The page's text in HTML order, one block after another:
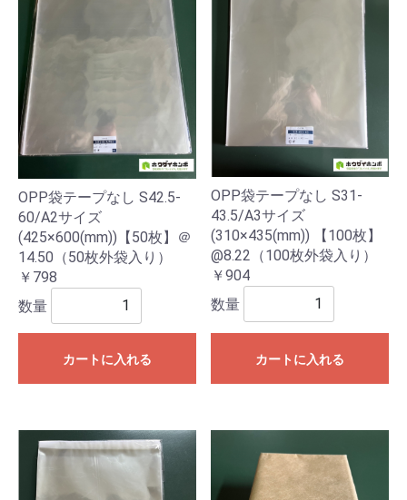
OPP袋テープなし S42.5-
60/A2サイズ
(425×600(mm))【50枚】＠
14.50（50枚外袋入り）
￥798
数量
カートに入れる
OPP袋テープなし S31-
43.5/A3サイズ
(310×435(mm)) 【100枚】
@8.22（100枚外袋入り）
￥904
数量
カートに入れる